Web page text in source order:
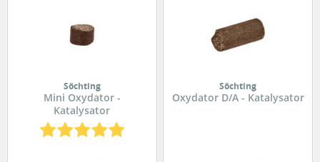
Söchting
Mini Oxydator -
Katalysator
Söchting
Oxydator D/A - Katalysator